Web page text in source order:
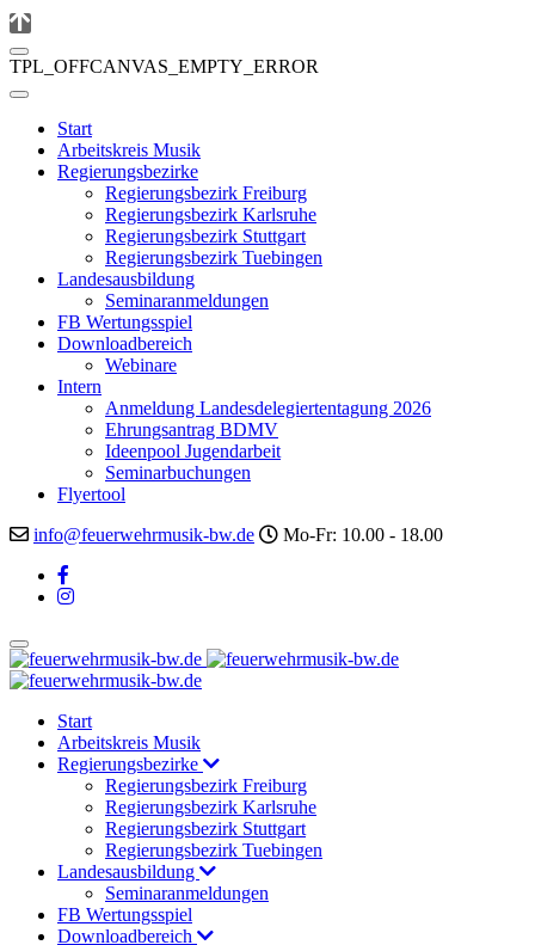
TPL_OFFCANVAS_EMPTY_ERROR
Start
Arbeitskreis Musik
Regierungsbezirke
Regierungsbezirk Freiburg
Regierungsbezirk Karlsruhe
Regierungsbezirk Stuttgart
Regierungsbezirk Tuebingen
Landesausbildung
Seminaranmeldungen
FB Wertungsspiel
Downloadbereich
Webinare
Intern
Anmeldung Landesdelegiertentagung 2026
Ehrungsantrag BDMV
Ideenpool Jugendarbeit
Seminarbuchungen
Flyertool
info@feuerwehrmusik-bw.de
Mo-Fr: 10.00 - 18.00
Start
Arbeitskreis Musik
Regierungsbezirke
Regierungsbezirk Freiburg
Regierungsbezirk Karlsruhe
Regierungsbezirk Stuttgart
Regierungsbezirk Tuebingen
Landesausbildung
Seminaranmeldungen
FB Wertungsspiel
Downloadbereich